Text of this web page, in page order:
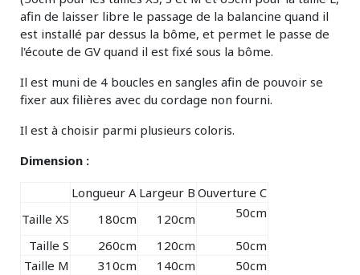
afin de laisser libre le passage de la balancine quand il
est installé par dessus la bôme, et permet le passe de
l'écoute de GV quand il est fixé sous la bôme.
Il est muni de 4 boucles en sangles afin de pouvoir se
fixer aux filières avec du cordage non fourni.
Il est à choisir parmi plusieurs coloris.
Dimension :
Longueur A Largeur B Ouverture C
Taille XS
180cm 120cm 50cm
Taille S 260cm 120cm
50cm
Taille M
310cm 140cm
50cm